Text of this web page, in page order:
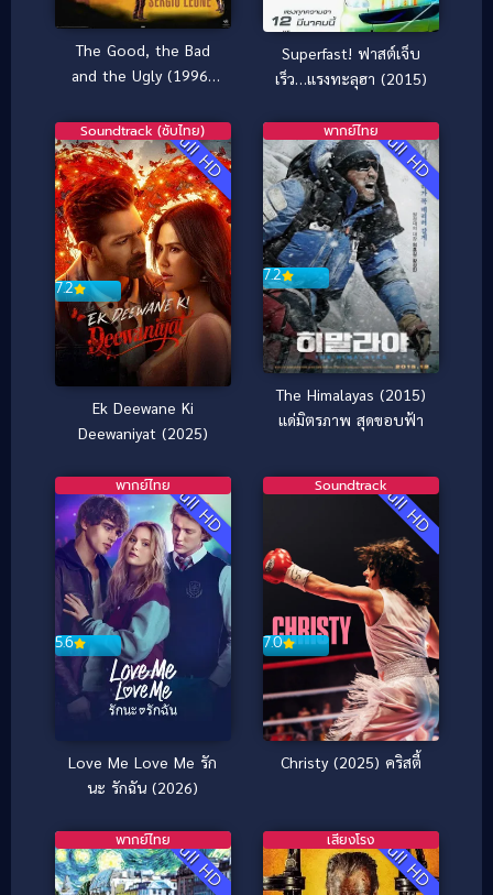
The Good, the Bad
and the Ugly (1996)
Superfast! ฟาสต์เจ็บ
เร็ว…แรงทะลุฮา (2015)
Full HD
7.2
Soundtrack (ซับไทย)
Ek Deewane Ki
Deewaniyat (2025)
Full HD
7.2
พากย์ไทย
The Himalayas (2015)
แด่มิตรภาพ สุดขอบฟ้า
Full HD
5.6
พากย์ไทย
Love Me Love Me รัก
นะ รักฉัน (2026)
Full HD
7.0
Soundtrack
Christy (2025) คริสตี้
Full HD
พากย์ไทย Full HD
เสียงโรง